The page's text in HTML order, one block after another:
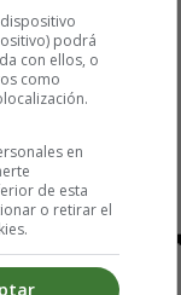
podrá
con ellos, o
como
en
de esta
o retirar el